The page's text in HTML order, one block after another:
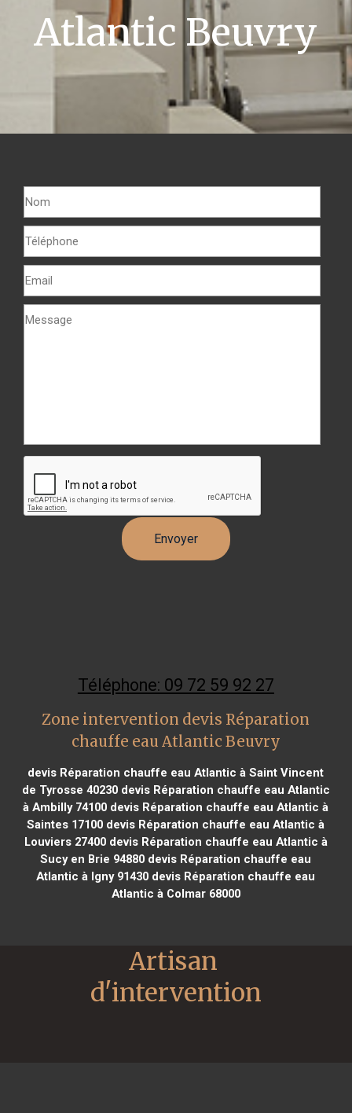
Atlantic Beuvry
Téléphone: 09 72 59 92 27
Zone intervention devis Réparation
chauffe eau Atlantic Beuvry
devis Réparation chauffe eau Atlantic à Saint Vincent
de Tyrosse 40230devis Réparation chauffe eau Atlantic
à Ambilly 74100 devis Réparation chauffe eau Atlantic à
Saintes 17100 devis Réparation chauffe eau Atlantic à
Louviers 27400devis Réparation chauffe eau Atlantic à
Sucy en Brie 94880 devis Réparation chauffe eau
Atlantic à Igny 91430 devis Réparation chauffe eau
Atlantic à Colmar 68000
Artisan
d'intervention